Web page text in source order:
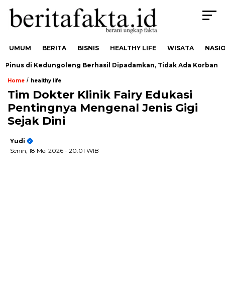
UMUM BERITA BISNIS HEALTHY LIFE WISATA
di Kedungoleng Berhasil Dipadamkan, Tidak Ada Korban
Home / healthy life
Tim Dokter Klinik Fairy Edukasi
Pentingnya Mengenal Jenis Gigi
Sejak Dini
Yudi
Senin, 18 Mei 2026 - 20:01 WIB